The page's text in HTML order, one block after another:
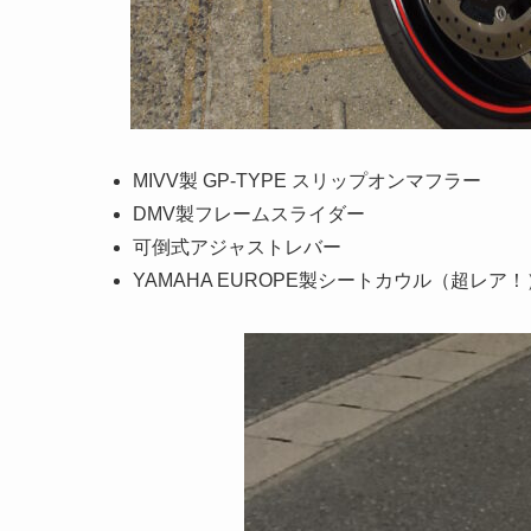
MIVV製 GP-TYPE スリップオンマフラー
DMV製フレームスライダー
可倒式アジャストレバー
YAMAHA EUROPE製シートカウル（超レア！